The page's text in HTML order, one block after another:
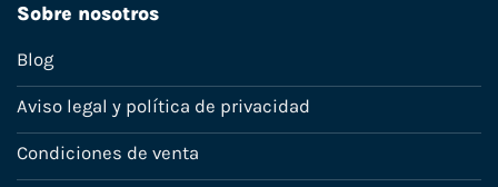
Sobre nosotros
Blog
Aviso legal y política de privacidad
Condiciones de venta